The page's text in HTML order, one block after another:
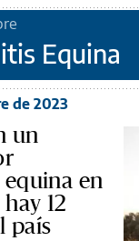
Equina
de 2023
un
en
12
país